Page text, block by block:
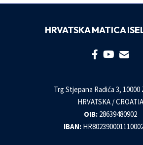
HRVATSKA MATICA
Trg Stjepana Radića 3, 10000
HRVATSKA / CROATIA
OIB: 28639480902
IBAN: